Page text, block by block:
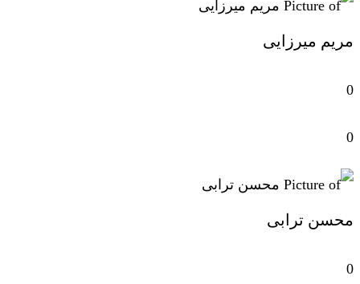
مریم میرزایی
0
0
محسن ترابی
0